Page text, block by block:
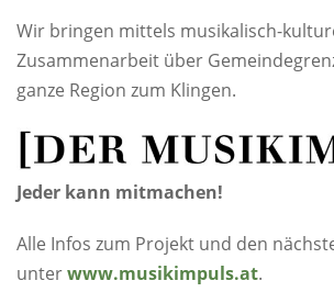
Wir bringen mittels musikalisch-
Zusammenarbeit über
ganze Region zum Klingen.
Jeder kann mitmachen!
Alle Infos zum Projekt und den
unterwww.musikimpuls.at.